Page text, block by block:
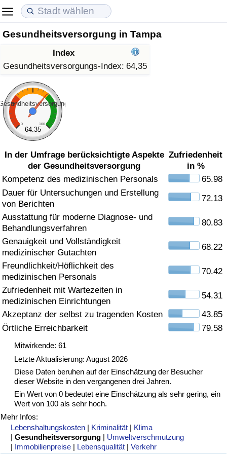
Gesundheitsversorgung in Tampa
Index
Gesundheitsversorgungs-Index: 64,35
0 100
64.35
In der Umfrage berücksichtigte Aspekte
der Gesundheitsversorgung
Zufriedenheit
in %
Kompetenz des medizinischen Personals
65.98
Dauer für Untersuchungen und Erstellung
von Berichten
72.13
Ausstattung für moderne Diagnose- und
Behandlungsverfahren
80.83
Genauigkeit und Vollständigkeit
medizinischer Gutachten
68.22
Freundlichkeit/Höflichkeit des
medizinischen Personals
70.42
Zufriedenheit mit Wartezeiten in
medizinischen Einrichtungen
54.31
Akzeptanz der selbst zu tragenden Kosten
43.85
Örtliche Erreichbarkeit
79.58
Mitwirkende: 61
Letzte Aktualisierung: August 2026
Diese Daten beruhen auf der Einschätzung der Besucher
dieser Website in den vergangenen drei Jahren.
Ein Wert von 0 bedeutet eine Einschätzung als sehr gering, ein
Wert von 100 als sehr hoch.
Mehr Infos:
Lebenshaltungskosten | Kriminalität | Klima
|Gesundheitsversorgung | Umweltverschmutzung
| Immobilienpreise | Lebensqualität |Verkehr
Lebenshaltungskosten
Lebenshaltungskosten-Index (aktuell)
Lebenshaltungskosten-Index
Lebenshaltungskosten-Index nach Land
in Akaba
Immobilienpreise
Immobilienpreis-Index (aktuell)
Immobilienpreis-Index
Immobilienpreis-Index nach Land
Lebensqualität
Lebensqualität-Index
Lebensqualität-Index (aktuell)
Lebensqualitätsindex nach Land
Kriminalität
Kriminalitäts-Index (aktuell)
Kriminalitäts-Index
Kriminalitätsindex nach Land
Gesundheitsversorgung
Gesundheitsversorgungs-Index (aktuell)
Gesundheitsversorgungs-Index
Gesundheitsversorgungs-Index nach Land
Umweltverschmutzung
Umweltverschmutzungs-Index (aktuell)
Verschmutzungsindex
Umweltverschmutzungs-Index nach Land
Verkehr